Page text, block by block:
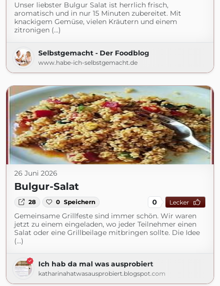
Unser liebster Bulgur Salat ist herrlich frisch,
aromatisch und in nur 15 Minuten zubereitet. Mit
knackigem Gemüse, vielen Kräutern und einem
zitronigen (...)
Selbstgemacht - Der Foodblog
www.habe-ich-selbstgemacht.de
26 Juni 2026
Bulgur-Salat
28 0 Speichern 0 Lecker
Gemeinsame Grillfeste sind immer schön. Wir waren
jetzt zu einem eingeladen, wo jeder Teilnehmer einen
Salat oder eine Grillbeilage mitbringen sollte. Die Idee
(...)
Ich hab da mal was ausprobiert
katharinahatwasausprobiert.blogspot.com